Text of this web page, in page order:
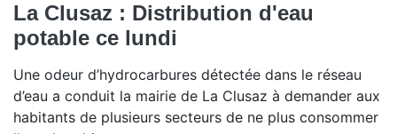
La Clusaz : Distribution d'eau
potable ce lundi
Une odeur d’hydrocarbures détectée dans le réseau
d’eau a conduit la mairie de La Clusaz à demander aux
habitants de plusieurs secteurs de ne plus consommer